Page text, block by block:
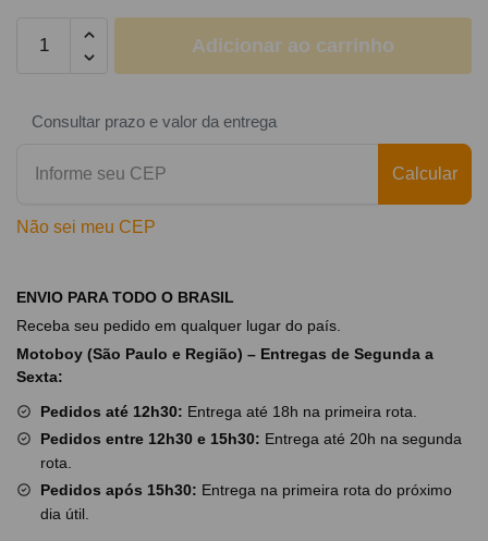
Adicionar ao carrinho
Consultar prazo e valor da entrega
Calcular
Não sei meu CEP
ENVIO PARA TODO O BRASIL
Receba seu pedido em qualquer lugar do país.
Motoboy (São Paulo e Região) – Entregas de Segunda a
Sexta:
Pedidos até 12h30: Entrega até 18h na primeira rota.
Pedidos entre 12h30 e 15h30: Entrega até 20h na segunda
rota.
Pedidos após 15h30: Entrega na primeira rota do próximo
dia útil.